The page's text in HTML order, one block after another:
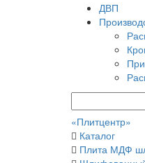
ДВП
«Плитцентр»
Каталог
Плита МДФ